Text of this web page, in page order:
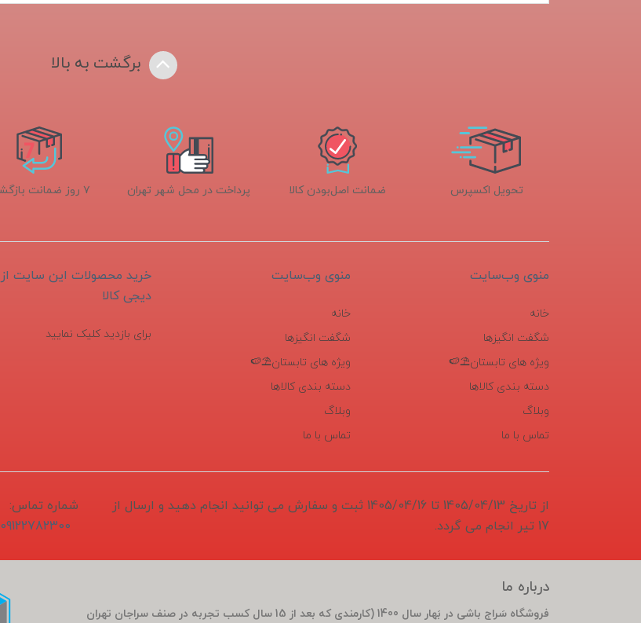
برگشت به بالا
تحویل اکسپرس ضمانت اصل‌بودن کالا پرداخت در محل شهر تهران ۷ روز ضمانت بازگشت
منوی وب‌سایت
خانه
شگفت انگیزها
ویژه های تابستان⛱️🍉
دسته بندی کالاها
وبلاگ
تماس با ما
منوی وب‌سایت
خانه
شگفت انگیزها
ویژه های تابستان⛱️🍉
دسته بندی کالاها
وبلاگ
تماس با ما
خرید محصولات این سایت از
دیجی کالا
برای بازدید کلیک نمایید
از تاریخ 1405/04/13 تا 1405/04/16 ثبت و سفارش می توانید انجام دهید و ارسال از
17 تیر انجام می گردد.
شماره تماس:
09122782300 - 02133996046
درباره ما
فروشگاه سَراج باشی در بَهار سال 1400 (کارمندی که بعد از 15 سال کسب تجربه در صنف سراجان تهران